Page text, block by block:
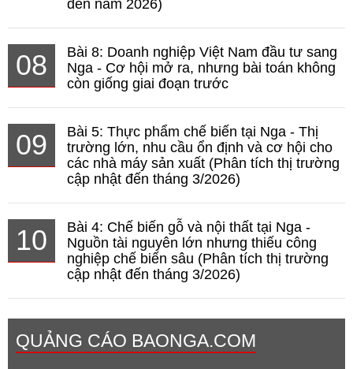
đến năm 2026)
08
Bài 8: Doanh nghiệp Việt Nam đầu tư sang
Nga - Cơ hội mở ra, nhưng bài toán không
còn giống giai đoạn trước
09
Bài 5: Thực phẩm chế biến tại Nga - Thị
trường lớn, nhu cầu ổn định và cơ hội cho
các nhà máy sản xuất (Phân tích thị trường
cập nhật đến tháng 3/2026)
10
Bài 4: Chế biến gỗ và nội thất tại Nga -
Nguồn tài nguyên lớn nhưng thiếu công
nghiệp chế biến sâu (Phân tích thị trường
cập nhật đến tháng 3/2026)
QUẢNG CÁO BAONGA.COM